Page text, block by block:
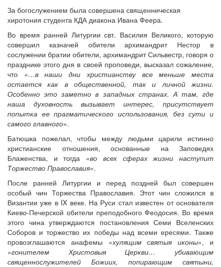
За богослужением была совершена священническая
хиротония студента КДА диакона Ивана Феера.
Во время ранней Литургии свт. Василия Великого, которую
совершил казначей обители архимандрит Нестор в
сослужении братии обители, архимандрит Сильвестр, говоря о
празднике этого дня в своей проповеди, высказал сожаление,
что «…в наши дни христианству все меньше места
остается как в общественной, так и личной жизни.
Особенно это заметно в западных странах. А там, где
наша духовность вызывает интерес, присутствует
попытка ее прагматического использования, без сути и
самого главного».
Батюшка пожелал, чтобы между людьми царили истинно
христианские отношения, основанные на Заповедях
Блаженства, и тогда «во всех сферах жизни наступит
Торжество Православия».
После ранней Литургии и перед поздней был совершен
особый чин Торжества Православия. Этот чин сложился в
Византии уже в IX веке. На Руси стал известен от основателя
Киево-Печерской обители преподобного Феодосия. Во время
этого чина утверждаются постановления Семи Вселенских
Соборов и торжество их победы над всеми ересями. Также
провозглашаются анафемы «хулящим святыя иконы», и
«гонителем Христовыя Церкви… убивающим
священнослужителей Божиих, попирающим святыни,